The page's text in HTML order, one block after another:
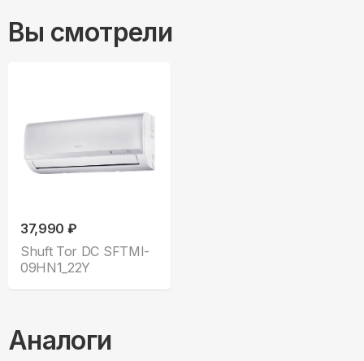
Вы смотрели
37,990 ₽
Shuft Tor DC SFTMI-
09HN1_22Y
Аналоги